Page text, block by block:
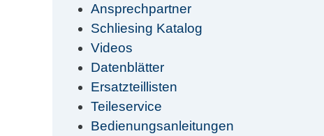
Ansprechpartner
Schliesing Katalog
Videos
Datenblätter
Ersatzteillisten
Teileservice
Bedienungsanleitungen